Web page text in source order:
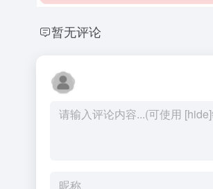
暂无评论